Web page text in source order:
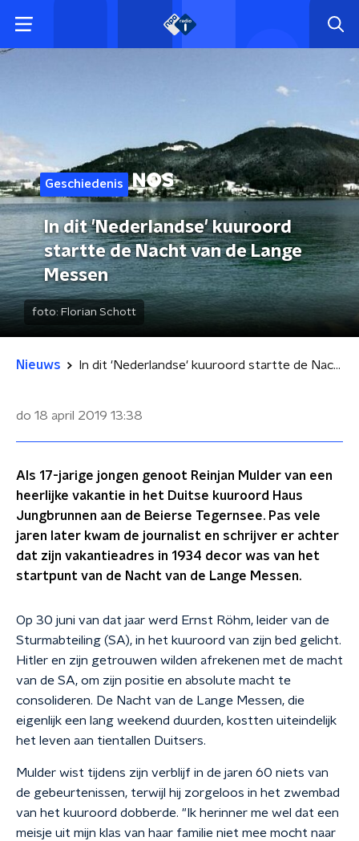
Geschiedenis
In dit 'Nederlandse' kuuroord
startte de Nacht van de Lange
Messen
foto: Florian Schott
Nieuws In dit 'Nederlandse' kuuroord startte de Nacht van de Lange Messen
do 18 april 2019 13:38
Als 17-jarige jongen genoot Reinjan Mulder van een
heerlijke vakantie in het Duitse kuuroord Haus
Jungbrunnen aan de Beierse Tegernsee. Pas vele
jaren later kwam de journalist en schrijver er achter
dat zijn vakantieadres in 1934 decor was van het
startpunt van de Nacht van de Lange Messen.
Op 30 juni van dat jaar werd Ernst Röhm, leider van de
Sturmabteiling (SA), in het kuuroord van zijn bed gelicht.
Hitler en zijn getrouwen wilden afrekenen met de macht
van de SA, om zijn positie en absolute macht te
consolideren. De Nacht van de Lange Messen, die
eigenlijk een lang weekend duurden, kostten uiteindelijk
het leven aan tientallen Duitsers.
Mulder wist tijdens zijn verblijf in de jaren 60 niets van
de gebeurtenissen, terwijl hij zorgeloos in het zwembad
van het kuuroord dobberde. "Ik herinner me wel dat een
meisje uit mijn klas van haar familie niet mee mocht naar